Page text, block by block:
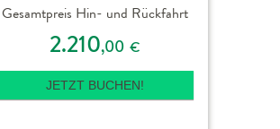
Gesamtpreis Hin- und Rückfahrt
2.210,00 €
JETZT BUCHEN!